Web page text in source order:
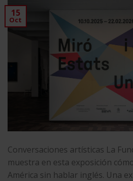
15
Oct
Conversaciones artísticas La
muestra en esta exposición
América sin hablar inglés. Una